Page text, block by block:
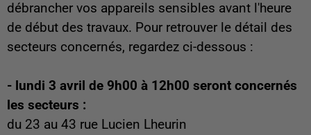
débrancher vos appareils sensibles avant l'heure
de début des travaux. Pour retrouver le détail des
secteurs concernés, regardez ci-dessous :
- lundi 3 avril de 9h00 à 12h00 seront concernés
les secteurs :
du 23 au 43 rue Lucien Lheurin